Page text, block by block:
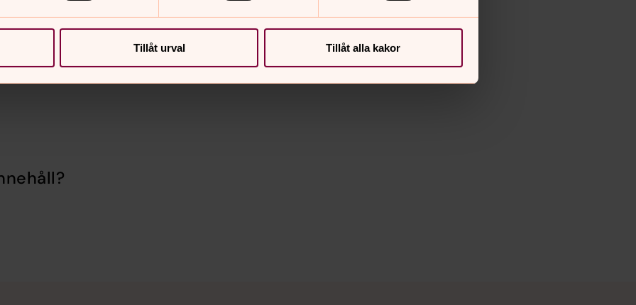
Tillåt urval Tillåt alla kakor